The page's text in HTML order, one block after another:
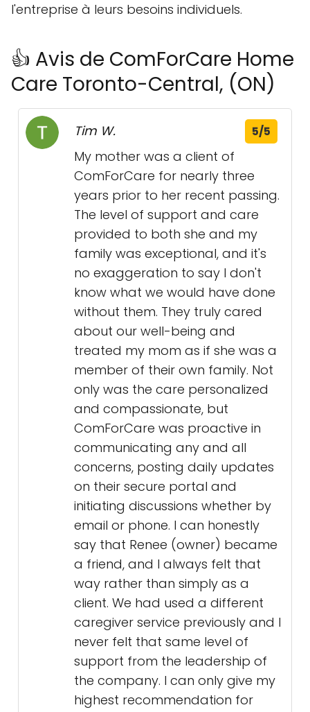
l'entreprise à leurs besoins individuels.
👍 Avis de ComForCare Home
Care Toronto-Central, (ON)
Tim W. 5/5
My mother was a client of
ComForCare for nearly three
years prior to her recent passing.
The level of support and care
provided to both she and my
family was exceptional, and it's
no exaggeration to say I don't
know what we would have done
without them. They truly cared
about our well-being and
treated my mom as if she was a
member of their own family. Not
only was the care personalized
and compassionate, but
ComForCare was proactive in
communicating any and all
concerns, posting daily updates
on their secure portal and
initiating discussions whether by
email or phone. I can honestly
say that Renee (owner) became
a friend, and I always felt that
way rather than simply as a
client. We had used a different
caregiver service previously and I
never felt that same level of
support from the leadership of
the company. I can only give my
highest recommendation for